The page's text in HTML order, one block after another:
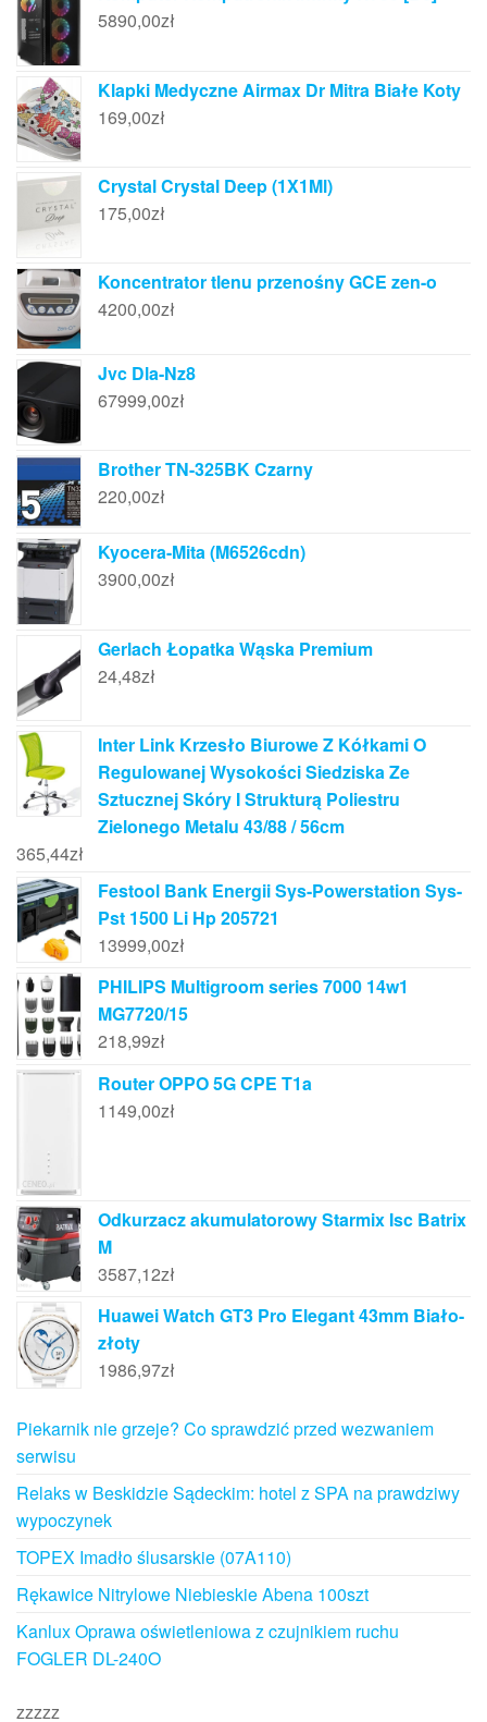
5890,00zł
Klapki Medyczne Airmax Dr Mitra Białe Koty
169,00zł
Crystal Crystal Deep (1X1Ml)
175,00zł
Koncentrator tlenu przenośny GCE zen-o
4200,00zł
Jvc Dla-Nz8
67999,00zł
Brother TN-325BK Czarny
220,00zł
Kyocera-Mita (M6526cdn)
3900,00zł
Gerlach Łopatka Wąska Premium
24,48zł
Inter Link Krzesło Biurowe Z Kółkami O
Regulowanej Wysokości Siedziska Ze
Sztucznej Skóry I Strukturą Poliestru
Zielonego Metalu 43/88 / 56cm
365,44zł
Festool Bank Energii Sys-Powerstation Sys-
Pst 1500 Li Hp 205721
13999,00zł
PHILIPS Multigroom series 7000 14w1
MG7720/15
218,99zł
Router OPPO 5G CPE T1a
1149,00zł
Odkurzacz akumulatorowy Starmix Isc Batrix
M
3587,12zł
Huawei Watch GT3 Pro Elegant 43mm Biało-
złoty
1986,97zł
Piekarnik nie grzeje? Co sprawdzić przed wezwaniem
serwisu
Relaks w Beskidzie Sądeckim: hotel z SPA na prawdziwy
wypoczynek
TOPEX Imadło ślusarskie (07A110)
Rękawice Nitrylowe Niebieskie Abena 100szt
Kanlux Oprawa oświetleniowa z czujnikiem ruchu
FOGLER DL-240O
zzzzz